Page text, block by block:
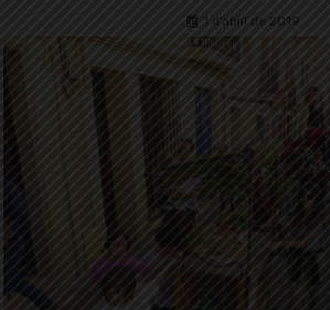
1 d'abril de 2019